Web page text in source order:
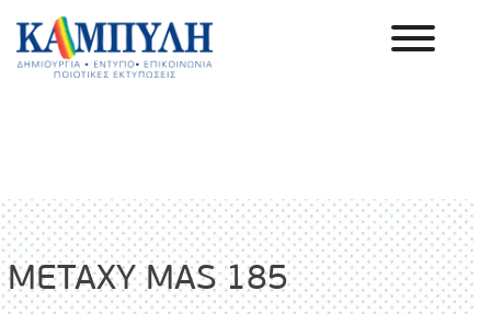
Skip
content
METAXY MAS 185